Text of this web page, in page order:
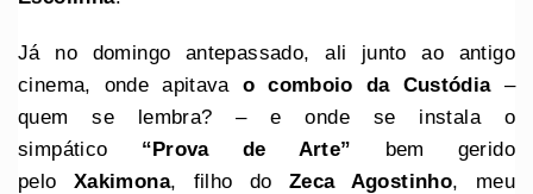
Já no domingo antepassado, ali junto ao antigo
cinema, onde apitava o comboio da Custódia–
quem se lembra? – e onde se instala o
simpático “Prova de Arte” bem gerido
pelo Xakimona, filho do Zeca Agostinho, meu